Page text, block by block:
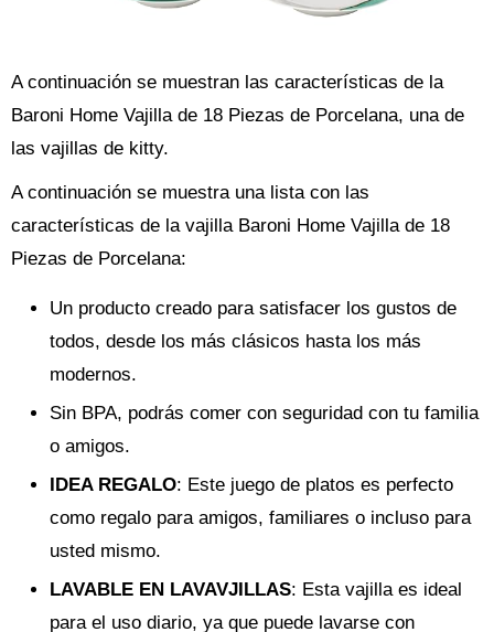
A continuación se muestran las características de la
Baroni Home Vajilla de 18 Piezas de Porcelana, una de
las vajillas de kitty.
A continuación se muestra una lista con las
características de la vajilla Baroni Home Vajilla de 18
Piezas de Porcelana:
Un producto creado para satisfacer los gustos de
todos, desde los más clásicos hasta los más
modernos.
Sin BPA, podrás comer con seguridad con tu familia
o amigos.
IDEA REGALO: Este juego de platos es perfecto
como regalo para amigos, familiares o incluso para
usted mismo.
LAVABLE EN LAVAVJILLAS: Esta vajilla es ideal
para el uso diario, ya que puede lavarse con